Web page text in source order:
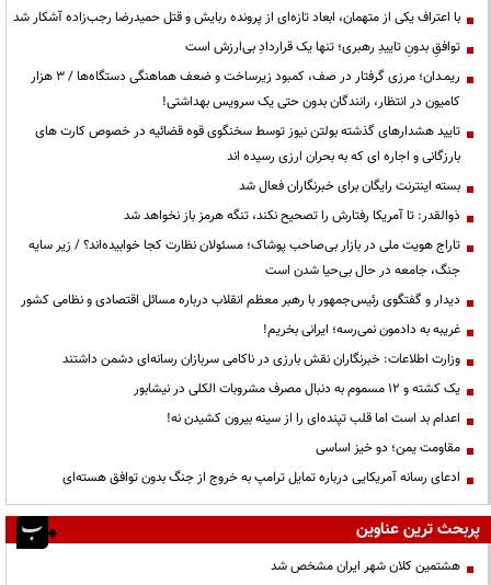
با اعتراف یکی از متهمان، ابعاد تازه‌ای از پرونده ربایش و قتل حمیدرضا رجب‌زاده آشکار شد
توافقِ بدونِ تاییدِ رهبری؛ تنها یک قراردادِ بی‌ارزش است
ریمـدان؛ مرزی گرفتار در صف، کمبود زیرساخت و ضعف هماهنگی دستگاه‌ها / ۳ هزار
کامیون در انتظار، رانندگان بدون حتی یک سرویس بهداشتی!
تایید هشدارهای گذشته بولتن نیوز توسط سخنگوی قوه قضائیه در خصوص کارت های
بارزگانی و اجاره ای که به بحران ارزی رسیده اند
بسته اینترنت رایگان برای خبرنگاران فعال شد
ذوالقدر: تا آمریکا رفتارش را تصحیح نکند، تنگه هرمز باز نخواهد شد
تاراج هویت ملی در بازار بی‌صاحب پوشاک؛ مسئولان نظارت کجا خوابیده‌اند؟ / زیر سایه
جنگ، جامعه در حال بی‌حیا شدن است
دیدار و گفتگوی رئیس‌جمهور با رهبر معظم انقلاب درباره مسائل اقتصادی و نظامی کشور
غریبه به دادمون نمی‌رسه؛ ایرانی بخریم!
وزارت اطلاعات: خبرنگاران نقش بارزی در ناکامی سربازان رسانه‌ای دشمن داشتند
یک کشته و ۱۲ مسموم به دنبال مصرف مشروبات الکلی در نیشابور
اعدام بد است اما قلب تپنده‌ای را از سینه بیرون کشیدن نه!
مقاومت یمن؛ دو خیز اساسی
ادعای رسانه آمریکایی درباره تمایل ترامپ به خروج از جنگ بدون توافق هسته‌ای
پربحث ترین عناوین
هشتمین کلان شهر ایران مشخص شد